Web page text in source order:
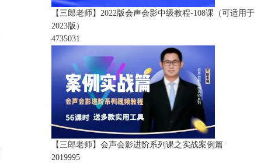
【三郎老师】2022版会声会影中级教程-108课（可适用于
2023版）
4735031
【三郎老师】会声会影进阶系列课之实战案例篇
2019995